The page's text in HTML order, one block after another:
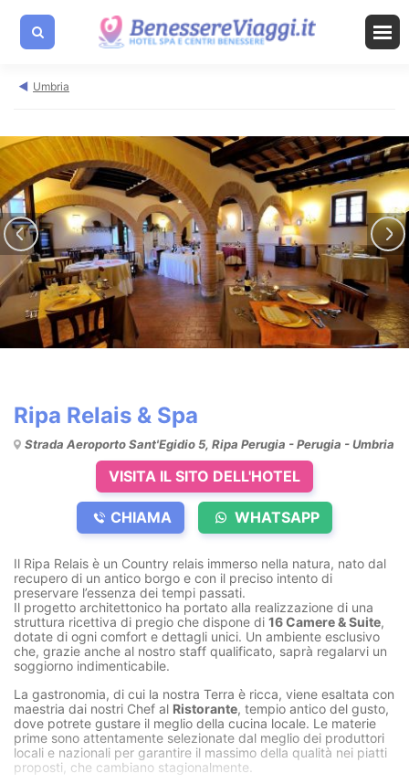
Umbria
Ripa Relais & Spa
Strada Aeroporto Sant'Egidio 5, Ripa Perugia - Perugia - Umbria
VISITA IL SITO DELL'HOTEL
CHIAMA WHATSAPP
Il Ripa Relais è un Country relais immerso nella natura, nato dal
recupero di un antico borgo e con il preciso intento di
preservare l’essenza dei tempi passati.
Il progetto architettonico ha portato alla realizzazione di una
struttura ricettiva di pregio che dispone di 16 Camere & Suite,
dotate di ogni comfort e dettagli unici. Un ambiente esclusivo
che, grazie anche al nostro staff qualificato, saprà regalarvi un
soggiorno indimenticabile.
La gastronomia, di cui la nostra Terra è ricca, viene esaltata con
maestria dai nostri Chef al Ristorante, tempio antico del gusto,
dove potrete gustare il meglio della cucina locale. Le materie
prime sono attentamente selezionate dal meglio dei produttori
locali e nazionali per garantire il massimo della qualità nei piatti
proposti, che cambiano stagionalmente.